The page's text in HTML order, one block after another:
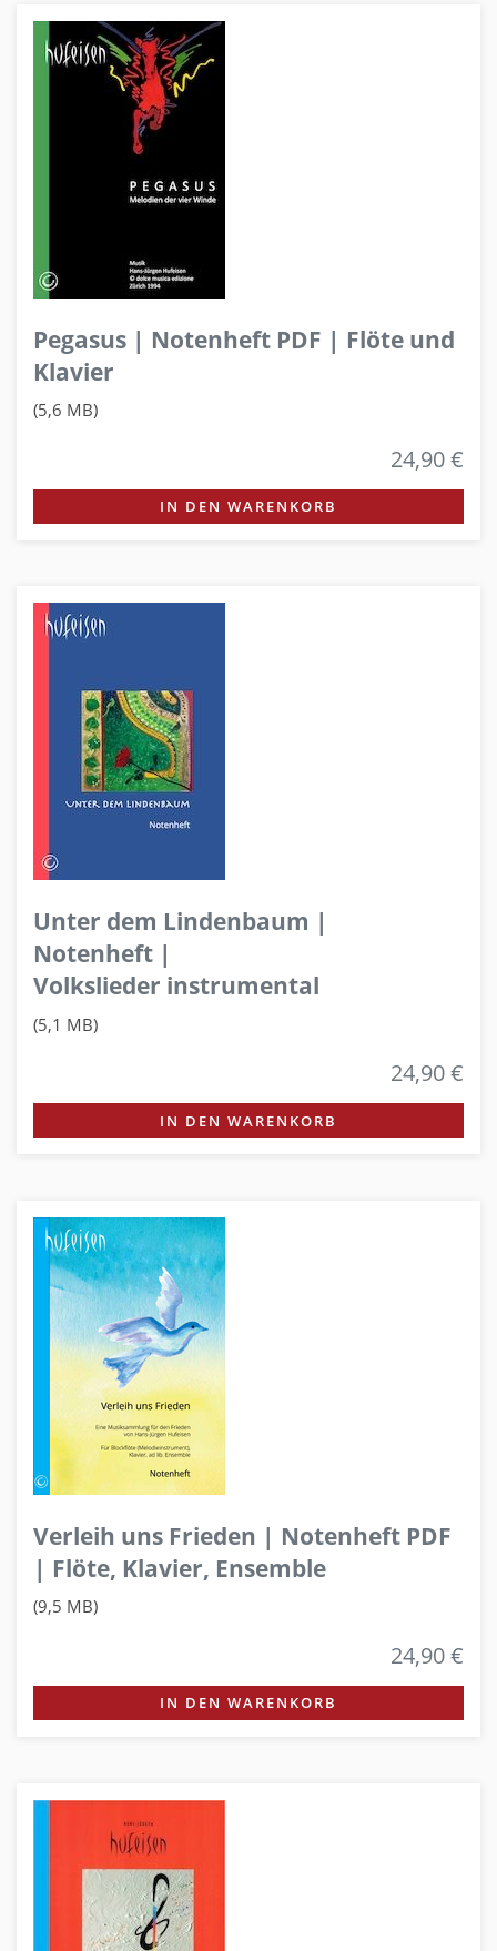
Pegasus | Notenheft PDF | Flöte und
Klavier
(5,6 MB)
24,90 €
IN DEN WARENKORB
Unter dem Lindenbaum |
Notenheft |
Volkslieder instrumental
(5,1 MB)
24,90 €
IN DEN WARENKORB
Verleih uns Frieden | Notenheft PDF
| Flöte, Klavier, Ensemble
(9,5 MB)
24,90 €
IN DEN WARENKORB